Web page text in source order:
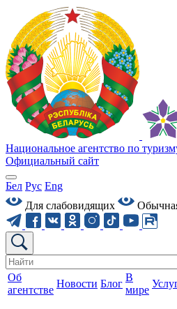
Национальное агентство по
Официальный сайт
Бел Рус Eng
Для слабовидящих
Об
агентстве
Новости Блог
В
мире